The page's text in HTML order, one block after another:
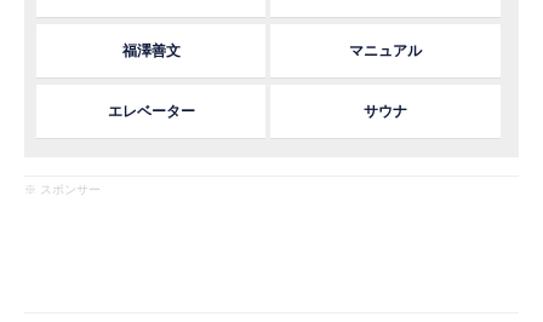
福澤善文 マニュアル
エレベーター サウナ
※ スポンサー